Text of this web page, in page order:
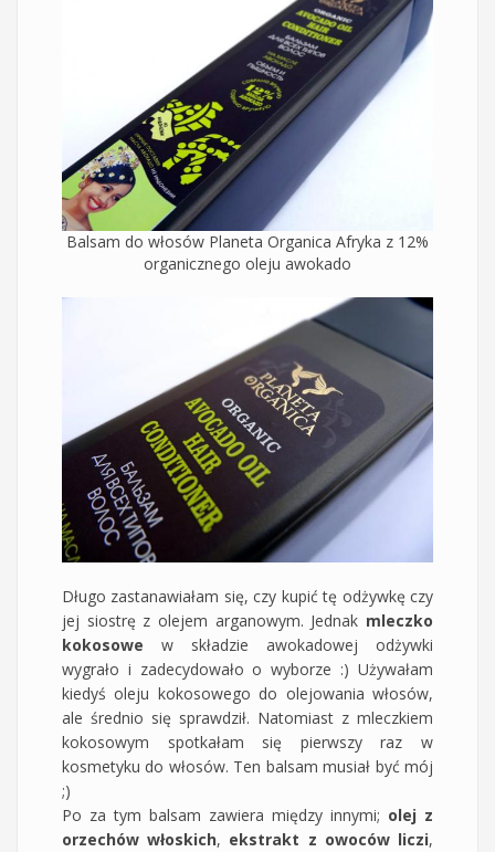
Balsam do włosów Planeta Organica Afryka z 12%
organicznego oleju awokado
Długo zastanawiałam się, czy kupić tę odżywkę czy
jej siostrę z olejem arganowym. Jednak mleczko
kokosowe w składzie awokadowej odżywki
wygrało i zadecydowało o wyborze :) Używałam
kiedyś oleju kokosowego do olejowania włosów,
ale średnio się sprawdził. Natomiast z mleczkiem
kokosowym spotkałam się pierwszy raz w
kosmetyku do włosów. Ten balsam musiał być mój
;)
Po za tym balsam zawiera między innymi; olej z
orzechów włoskich, ekstrakt z owoców liczi,